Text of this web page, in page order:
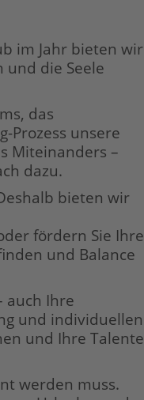
im Jahr bieten wir
die Seele
das
Prozess unsere
Miteinanders –
dazu.
bieten wir
fördern Sie Ihre
und Balance
auch Ihre
und individuellen
und Ihre Talente
werden muss.